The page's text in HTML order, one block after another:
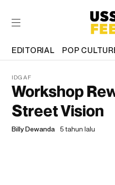
EDITORIAL POP
IDGAF
Workshop
Street Vision
Billy Dewanda 5 tahun lalu